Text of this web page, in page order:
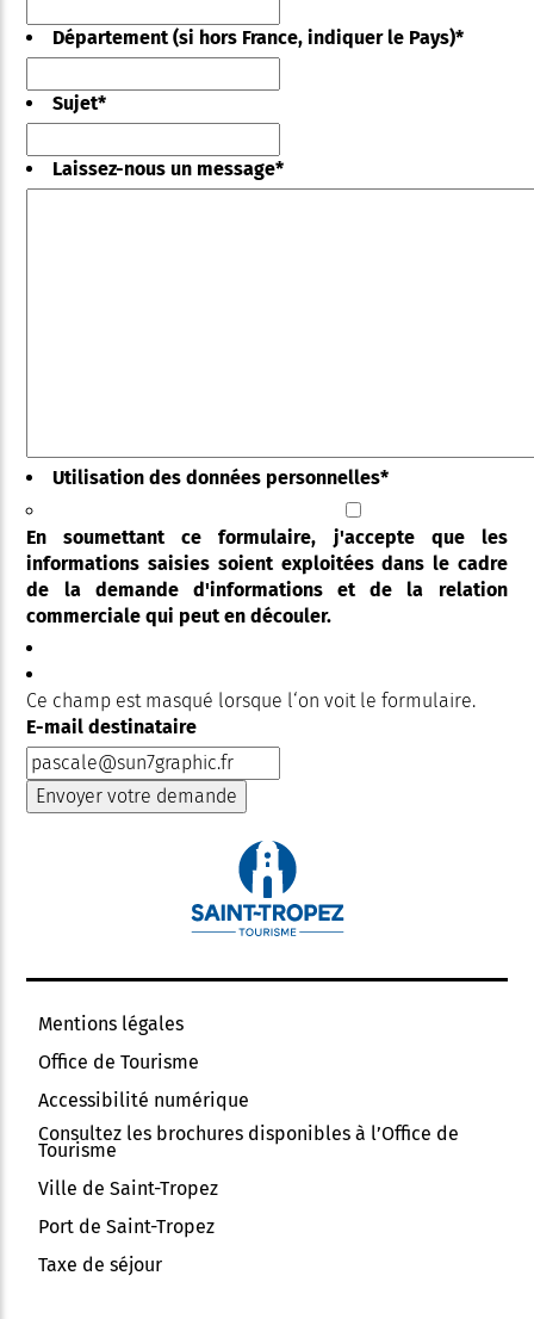
Département (si hors France, indiquer le Pays)*
Sujet*
Laissez-nous un message*
Utilisation des données personnelles*
En soumettant ce formulaire, j'accepte que les
informations saisies soient exploitées dans le cadre
de la demande d'informations et de la relation
commerciale qui peut en découler.
Ce champ est masqué lorsque l‘on voit le formulaire.
E-mail destinataire
Mentions légales
Office de Tourisme
Accessibilité numérique
Consultez les brochures disponibles à l’Office de
Tourisme
Ville de Saint-Tropez
Port de Saint-Tropez
Taxe de séjour